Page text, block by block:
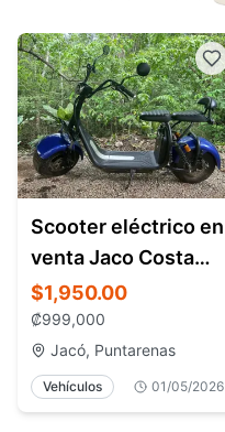
Scooter eléctrico en
venta Jaco Costa
Rica casi nuevo
$1,950.00
₡999,000
Jacó, Puntarenas
Vehículos 01/05/2026